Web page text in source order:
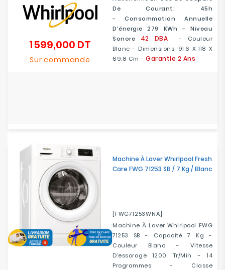
De Courant: 45h
- Consommation Annuelle
D'énergie 279 KWh - Niveau
Sonore 42 DBA
- Couleur
Blanc - Dimensions: 91.6 X 118 X
69.8 Cm - Garantie 2 Ans
1 599,000 DT
Sur commande
Machine À Laver Whirlpool Fresh
Care FWG 71253 SB / 7 Kg / Blanc
[FWG71253WNA]
Machine À Laver Whirlpool FWG
71253 SB - Capacité 7 Kg -
Couleur Blanc - Vitesse
D'essorage 1200 Tr/min - 14
Programmes - Classe